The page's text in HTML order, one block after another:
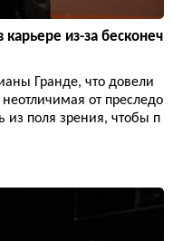
из-за бесконеч
Гранде, что довели
от преследо
из поля зрения, чтобы п